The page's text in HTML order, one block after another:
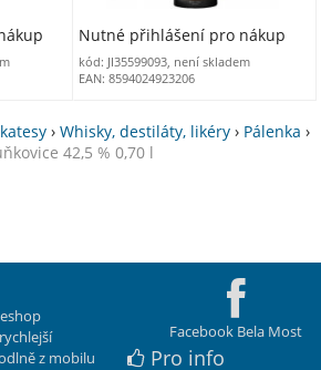
Nutné přihlášení pro nákup
kód: JI35599093, není skladem
EAN: 8594024923206
›Whisky, destiláty, likéry › Pálenka ›
42,5 % 0,70 l
Facebook Bela Most
z mobilu
Pro info